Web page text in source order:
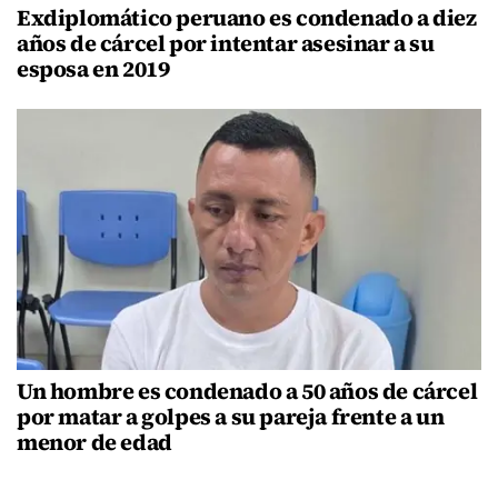
Exdiplomático peruano es condenado a diez
años de cárcel por intentar asesinar a su
esposa en 2019
Un hombre es condenado a 50 años de cárcel
por matar a golpes a su pareja frente a un
menor de edad